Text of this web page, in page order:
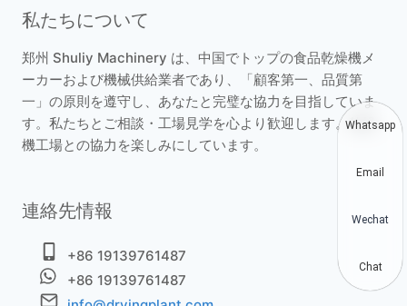
私たちについて
郑州 Shuliy Machinery は、中国でトップの食品乾燥機メ
ーカーおよび機械供給業者であり、「顧客第一、品質第
一」の原則を遵守し、あなたと完璧な協力を目指していま
す。私たちとご相談・工場見学を心より歓迎します。乾燥
機工場との協力を楽しみにしています。
連絡先情報
+86 19139761487
+86 19139761487
Whatsapp
Email
Wechat
Chat